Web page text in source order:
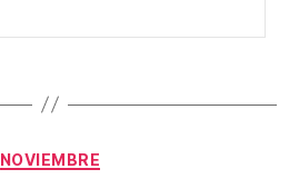
NOVIEMBRE